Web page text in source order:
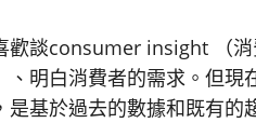
歡談consumer insight （
、明白消費者的需求。但
是基於過去的數據和既有